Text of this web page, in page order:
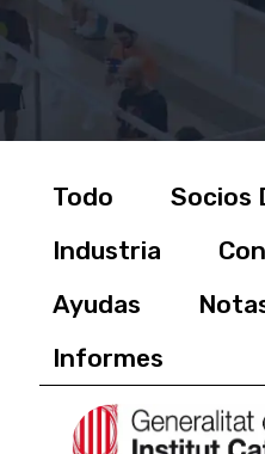
Todo Socios
Industria
Ayudas
Informes